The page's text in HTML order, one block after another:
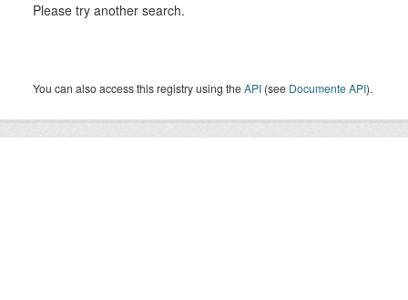
Please try another search.
You can also access this registry using theAPI (see Documente API).